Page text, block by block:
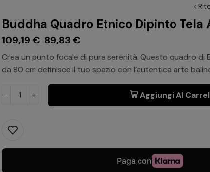
Buddha Quadro Etnico Dipinto Tela
109,19€ 89,83 €
Crea un punto focale di pura serenità. Questo quadro di
da 80 cm definisce il tuo spazio con l’autentica arte
Aggiungi Al